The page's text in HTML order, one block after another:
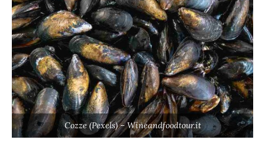
Cozze (Pexels) – Wineandfoodtour.it